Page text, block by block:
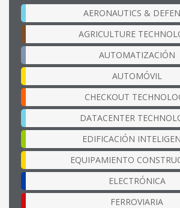
AERONAUTICS &
AGRICULTURE
AUTOMATIZACIÓN
AUTOMÓVIL
CHECKOUT
DATACENTER
EDIFICACIÓN
EQUIPAMIENTO
ELECTRÓNICA
FERROVIARIA